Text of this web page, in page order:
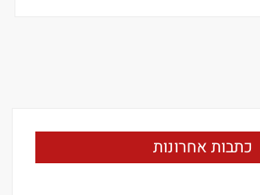
כתבות אחרונות